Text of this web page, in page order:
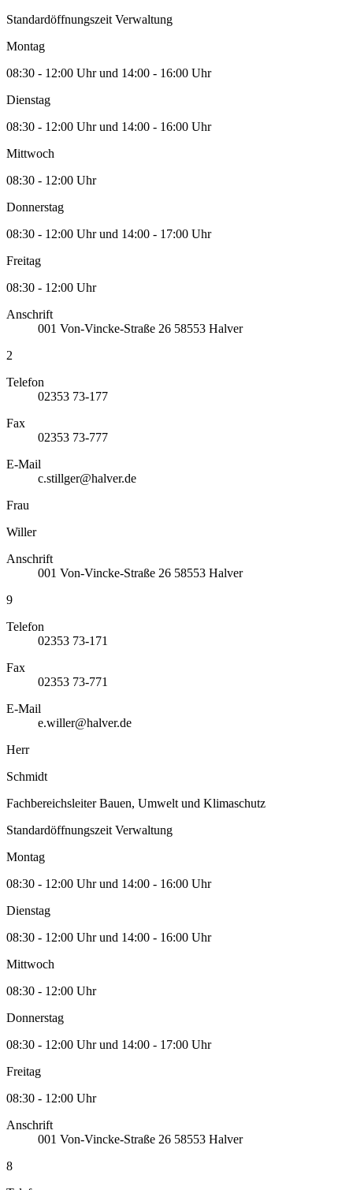
Standardöffnungszeit Verwaltung
Montag
08:30 - 12:00 Uhr und 14:00 - 16:00 Uhr
Dienstag
08:30 - 12:00 Uhr und 14:00 - 16:00 Uhr
Mittwoch
08:30 - 12:00 Uhr
Donnerstag
08:30 - 12:00 Uhr und 14:00 - 17:00 Uhr
Freitag
08:30 - 12:00 Uhr
Anschrift
001 Von-Vincke-Straße 26 58553 Halver
2
Telefon
02353 73-177
Fax
02353 73-777
E-Mail
c.stillger@halver.de
Frau
Willer
Anschrift
001 Von-Vincke-Straße 26 58553 Halver
9
Telefon
02353 73-171
Fax
02353 73-771
E-Mail
e.willer@halver.de
Herr
Schmidt
Fachbereichsleiter Bauen, Umwelt und Klimaschutz
Standardöffnungszeit Verwaltung
Montag
08:30 - 12:00 Uhr und 14:00 - 16:00 Uhr
Dienstag
08:30 - 12:00 Uhr und 14:00 - 16:00 Uhr
Mittwoch
08:30 - 12:00 Uhr
Donnerstag
08:30 - 12:00 Uhr und 14:00 - 17:00 Uhr
Freitag
08:30 - 12:00 Uhr
Anschrift
001 Von-Vincke-Straße 26 58553 Halver
8